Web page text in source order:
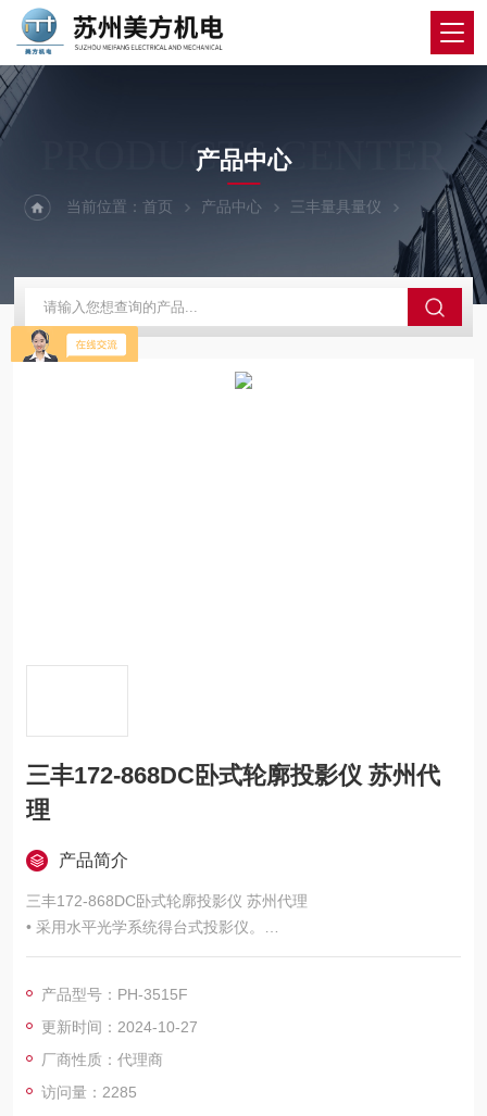
PRODUCTS CENTER
产品中心
当前位置：首页 产品中心 三丰量具量仪 三丰投影仪
三丰172-868DC卧式轮廓投影仪 苏州代
理
产品简介
三丰172-868DC卧式轮廓投影仪 苏州代理
• 采用水平光学系统得台式投影仪。
• 适于螺纹间距测量——工件旋转时，图像不会产生毛边或扭
• 日光屏显示正像*。（*倒像：PH-14A）。
产品型号：PH-3515F
更新时间：2024-10-27
厂商性质：代理商
访问量：2285